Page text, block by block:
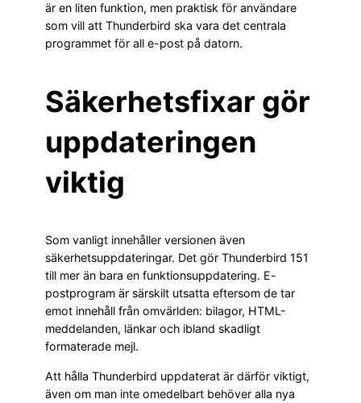
är en liten funktion, men praktisk för användare
som vill att Thunderbird ska vara det centrala
programmet för all e-post på datorn.
Säkerhetsfixar gör
uppdateringen
viktig
Som vanligt innehåller versionen även
säkerhetsuppdateringar. Det gör Thunderbird 151
till mer än bara en funktionsuppdatering. E-
postprogram är särskilt utsatta eftersom de tar
emot innehåll från omvärlden: bilagor, HTML-
meddelanden, länkar och ibland skadligt
formaterade mejl.
Att hålla Thunderbird uppdaterat är därför viktigt,
även om man inte omedelbart behöver alla nya